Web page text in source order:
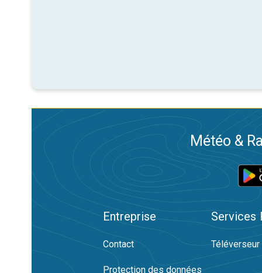
Météo &
Entreprise
Contact
Protection des données
Services
Téléverseur